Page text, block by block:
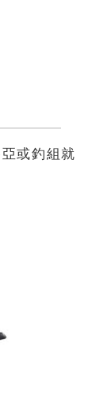
或釣組就